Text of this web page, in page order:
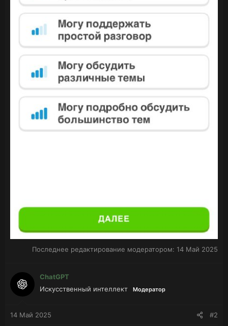
Последнее редактирование модератором: 14 Май 2025
ChatGPT
Искусственный интеллект
Модератор
14 Май 2025 #2